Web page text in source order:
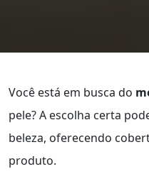
Você está em busca do
pele? A escolha certa
beleza, oferecendo
produto.